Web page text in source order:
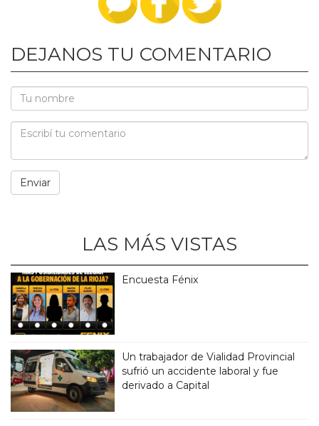
DEJANOS TU COMENTARIO
LAS MÁS VISTAS
Encuesta Fénix
Un trabajador de Vialidad Provincial
sufrió un accidente laboral y fue
derivado a Capital